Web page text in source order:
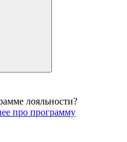
лояльности?
про программу